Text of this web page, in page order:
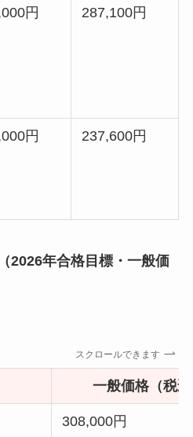
円 287,100円
円 237,600円
2026年合格目標・一般価
スクロールできます
一般価格（税
308,000円